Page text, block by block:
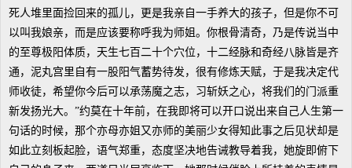
死人堆里面捡回来的孤儿，更是我亲自一手养大的孩子，但是你不可
以叫我娘亲，而是应该要称呼我为师姐。你根骨清奇，乃是传说当中
的至尊极阳体质，天生七百二十个穴位，十二经脉和奇经八脉皆是齐
通，泥丸宫里自有一股阳气蓄势待发，很有修炼天赋，于是我决定代
师收徒，希望你今后可以承荡魔之志，习斩妖之心，将我们的门派重
新发扬光大。”约莫在十年前，在我即将可以开口说出来自己人生第一
句话的时候，那个亦母亦姐又亦师的美丽少女得知此事之后见状却是
如此立刻板起脸，语气郑重，态度坚决地告诫教导着我，她旋即俯下